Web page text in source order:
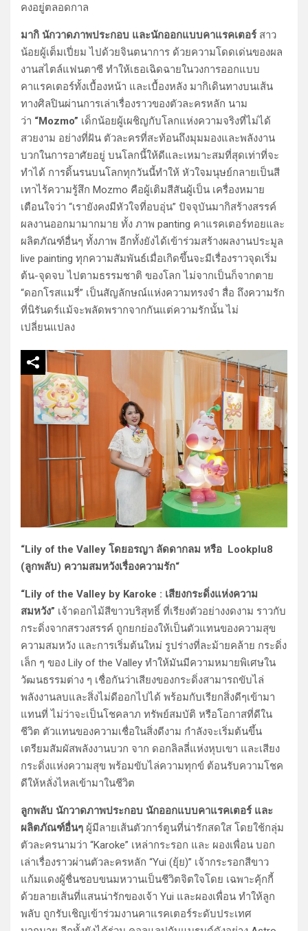
คงอยู่ตลอดกาล
มากิ นักวาดภาพประกอบ และนักออกแบบคาแรคเตอร์ สาว
น้อยผู้เต็มเปี่ยม ไปด้วยจินตนาการ ด้วยความโดดเด่นของผล
งานสไตล์แฟนตาซี ทําให้เธอเฉิดฉายในวงการออกแบบ
คาแรคเตอร์ทั้งเบื้องหน้า และเบื้องหลัง มากิเดินทางบนเส้น
ทางศิลปินผ่านการเล่าเรื่องราวของตัวละครหลัก นาม
ว่า “Mozmo” เด็กน้อยผู้เผชิญกับโลกแห่งความจริงที่ไม่ได้
สวยงาม อย่างที่ฝัน ตัวละครที่สะท้อนถึงมุมมองและพลังงาน
บวกในการอาศัยอยู่ บนโลกนี้ให้ดีและเหมาะสมที่สุดเท่าที่จะ
ทำได้ การดิ้นรนบนโลกทุกวันนี้ทำให้ หัวใจมนุษย์กลายเป็นสี
เทาไร้ความรู้สึก Mozmo คือผู้เติมสีสันผู้เป็น เครื่องหมาย
เตือนใจว่า “เรายังคงมีหัวใจที่อบอุ่น” ปัจจุบันมากิสร้างสรรค์
ผลงานออกมามากมาย ทั้ง ภาพ panting คาแรคเตอร์ทอยและ
ผลิตภัณฑ์อื่นๆ ทั้งภาพ อีกทั้งยังได้เข้าร่วมสร้างผลงานประมูล
live painting ทุกความสัมพันธ์เมื่อเกิดขึ้นจะมีเรื่องราวจุดเริ่ม
ต้น-จุดจบ ไปตามธรรมชาติ ของโลก ไม่จากเป็นก็จากตาย
“ดอกโรสแมรี่” เป็นสัญลักษณ์แห่งความทรงจํา สื่อ ถึงความรัก
ที่นิรันดร์แม้จะพลัดพรากจากกันแต่ความรักนั้น ไม่
เปลี่ยนแปลง
“Lily of the Valley โดยอรญา ลัดดากลม หรือ Lookplu8
(ลูกพลับ) ความสมหวังเรื่องความรัก“
“Lily of the Valley by Karoke : เสียงกระดิ่งแห่งความ
สมหวัง” เจ้าดอกไม้สีขาวบริสุทธิ์ ที่เรียงตัวอย่างงดงาม ราวกับ
กระดิ่งจากสรวงสรรค์ ถูกยกย่องให้เป็นตัวแทนของความสุข
ความสมหวัง และการเริ่มต้นใหม่ รูปร่างที่ละม้ายคล้าย กระดิ่ง
เล็ก ๆ ของ Lily of the Valley ทำให้มันมีความหมายพิเศษใน
วัฒนธรรมต่าง ๆ เชื่อกันว่าเสียงของกระดิ่งสามารถขับไล่
พลังงานลบและสิ่งไม่ดีออกไปได้ พร้อมกับเรียกสิ่งดีๆเข้ามา
แทนที่ ไม่ว่าจะเป็นโชคลาภ ทรัพย์สมบัติ หรือโอกาสที่ดีใน
ชีวิต ตัวแทนของความเชื่อในสิ่งดีงาม กำลังจะเริ่มต้นขึ้น
เตรียมสัมผัสพลังงานบวก จาก ดอกลิลลี่แห่งหุบเขา และเสียง
กระดิ่งแห่งความสุข พร้อมขับไล่ความทุกข์ ต้อนรับความโชค
ดีให้หลั่งไหลเข้ามาในชีวิต
ลูกพลับ นักวาดภาพประกอบ นักออกแบบคาแรคเตอร์ และ
ผลิตภัณฑ์อื่นๆ ผู้มีลายเส้นตัวการ์ตูนที่น่ารักสดใส โดยใช้กลุ่ม
ตัวละครนามว่า “Karoke” เหล่ากระรอก และ ผองเพื่อน บอก
เล่าเรื่องราวผ่านตัวละครหลัก “Yui (ยุ้ย)” เจ้ากระรอกสีขาว
แก้มแดงผู้ชื่นชอบขนมหวานเป็นชีวิตจิตใจโดย เฉพาะคุ้กกี้
ด้วยลายเส้นที่แสนน่ารักของเจ้า Yui และผองเพื่อน ทําให้ลูก
พลับ ถูกรับเชิญเข้าร่วมงานคาแรคเตอร์ระดับประเทศ